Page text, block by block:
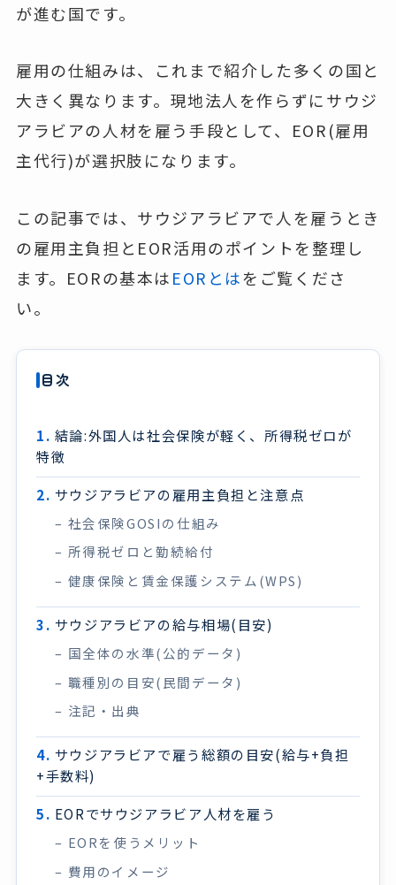
が進む国です。
雇用の仕組みは、これまで紹介した多くの国と
大きく異なります。現地法人を作らずにサウジ
アラビアの人材を雇う手段として、EOR(雇用
主代行)が選択肢になります。
この記事では、サウジアラビアで人を雇うとき
の雇用主負担とEOR活用のポイントを整理し
ます。EORの基本はEORとはをご覧くださ
い。
目次
結論:外国人は社会保険が軽く、所得税ゼロが
特徴
サウジアラビアの雇用主負担と注意点
社会保険GOSIの仕組み
所得税ゼロと勤続給付
健康保険と賃金保護システム(WPS)
サウジアラビアの給与相場(目安)
国全体の水準(公的データ)
職種別の目安(民間データ)
注記・出典
サウジアラビアで雇う総額の目安(給与+負担
+手数料)
EORでサウジアラビア人材を雇う
EORを使うメリット
費用のイメージ